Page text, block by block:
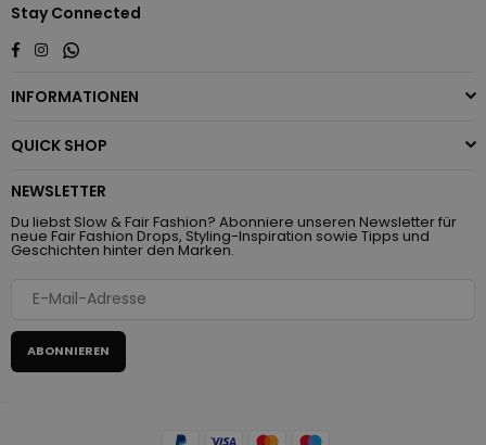
Stay Connected
Facebook
InstagramWhatsapp
INFORMATIONEN
QUICK SHOP
NEWSLETTER
Du liebst Slow & Fair Fashion? Abonniere unseren Newsletter für
neue Fair Fashion Drops, Styling-Inspiration sowie Tipps und
Geschichten hinter den Marken.
ABONNIEREN